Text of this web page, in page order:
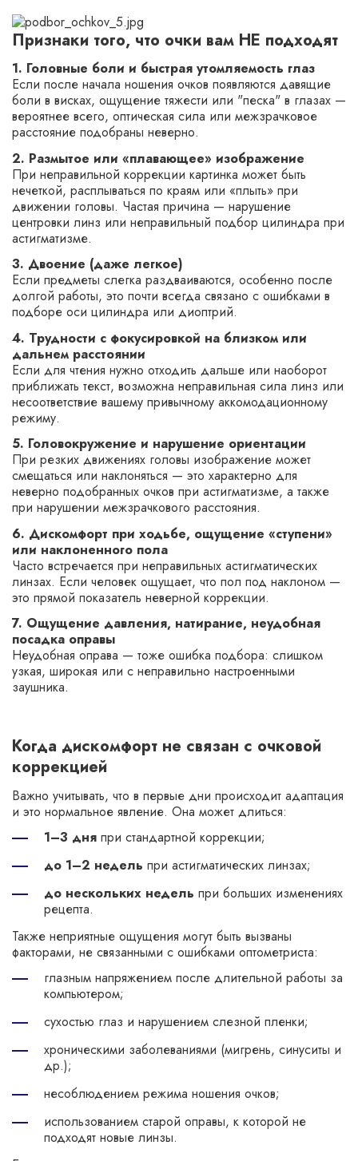
Признаки того, что очки вам НЕ подходят
1. Головные боли и быстрая утомляемость глаз
Если после начала ношения очков появляются давящие
боли в висках, ощущение тяжести или "песка" в глазах —
вероятнее всего, оптическая сила или межзрачковое
расстояние подобраны неверно.
2. Размытое или «плавающее» изображение
При неправильной коррекции картинка может быть
нечеткой, расплываться по краям или «плыть» при
движении головы. Частая причина — нарушение
центровки линз или неправильный подбор цилиндра при
астигматизме.
3. Двоение (даже легкое)
Если предметы слегка раздваиваются, особенно после
долгой работы, это почти всегда связано с ошибками в
подборе оси цилиндра или диоптрий.
4. Трудности с фокусировкой на близком или
дальнем расстоянии
Если для чтения нужно отходить дальше или наоборот
приближать текст, возможна неправильная сила линз или
несоответствие вашему привычному аккомодационному
режиму.
5. Головокружение и нарушение ориентации
При резких движениях головы изображение может
смещаться или наклоняться — это характерно для
неверно подобранных очков при астигматизме, а также
при нарушении межзрачкового расстояния.
6. Дискомфорт при ходьбе, ощущение «ступени»
или наклоненного пола
Часто встречается при неправильных астигматических
линзах. Если человек ощущает, что пол под наклоном —
это прямой показатель неверной коррекции.
7. Ощущение давления, натирание, неудобная
посадка оправы
Неудобная оправа — тоже ошибка подбора: слишком
узкая, широкая или с неправильно настроенными
заушника.
Когда дискомфорт не связан с очковой
коррекцией
Важно учитывать, что в первые дни происходит адаптация
и это нормальное явление. Она может длиться:
1–3 дня при стандартной коррекции;
до 1–2 недель при астигматических линзах;
до нескольких недель при больших изменениях
рецепта.
Также неприятные ощущения могут быть вызваны
факторами, не связанными с ошибками оптометриста:
глазным напряжением после длительной работы за
компьютером;
сухостью глаз и нарушением слезной пленки;
хроническими заболеваниями (мигрень, синуситы и
др.);
несоблюдением режима ношения очков;
использованием старой оправы, к которой не
подходят новые линзы.